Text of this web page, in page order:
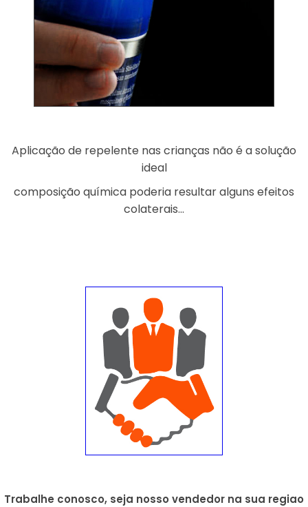
Aplicação de repelente nas crianças não é a solução
ideal
composição química poderia resultar alguns efeitos
colaterais...
Trabalhe conosco, seja nosso vendedor na sua regiao